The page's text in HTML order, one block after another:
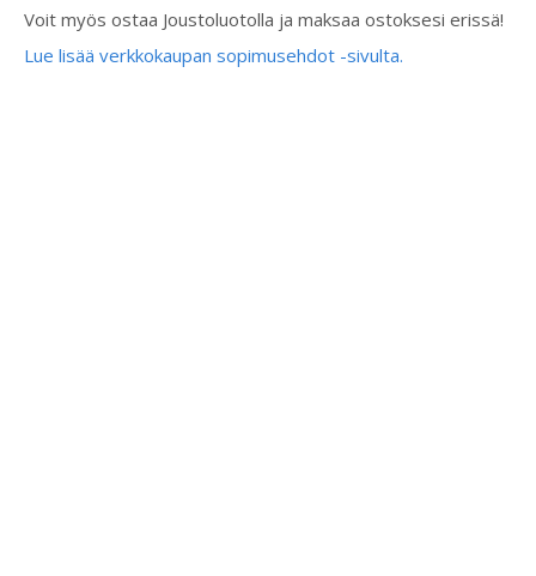
Voit myös ostaa Joustoluotolla ja maksaa ostoksesi erissä!
Lue lisää verkkokaupan sopimusehdot -sivulta.